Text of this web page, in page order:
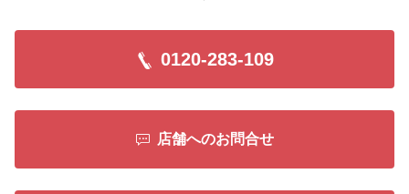
0120-283-109
店舗へのお問合せ